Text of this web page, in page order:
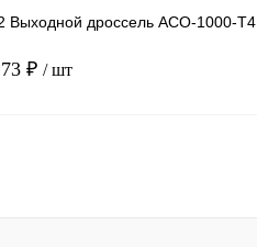
Выходной дроссель ACO-1000-T4
₽ / шт
клик Сравнение